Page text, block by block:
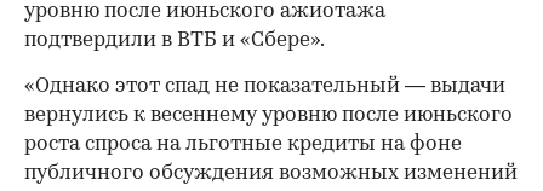
уровню после июньского ажиотажа
подтвердили в ВТБ и «Сбере».
«Однако этот спад не показательный — выдачи
вернулись к весеннему уровню после июньского
роста спроса на льготные кредиты на фоне
публичного обсуждения возможных изменений